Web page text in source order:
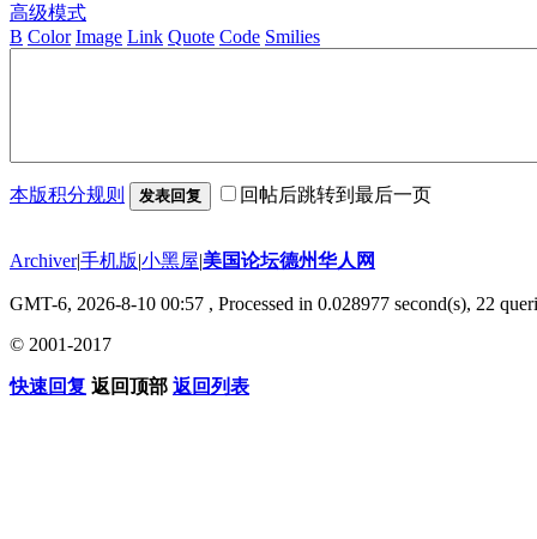
高级模式
B Color Image Link Quote Code Smilies
本版积分规则 发表回复 回帖后跳转到最后一页
Archiver|手机版|小黑屋|美国论坛德州华人网
GMT-6, 2026-8-10 00:57 , Processed in 0.028977 second(s), 22
© 2001-2017
快速回复 返回顶部 返回列表